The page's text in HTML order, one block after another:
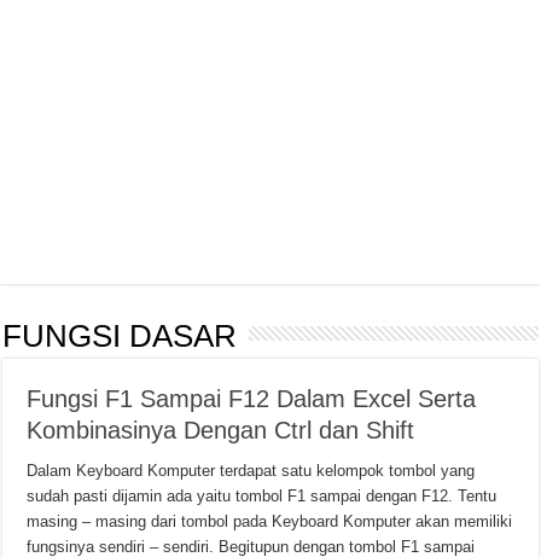
FUNGSI DASAR
Fungsi F1 Sampai F12 Dalam Excel Serta
Kombinasinya Dengan Ctrl dan Shift
Dalam Keyboard Komputer terdapat satu kelompok tombol yang
sudah pasti dijamin ada yaitu tombol F1 sampai dengan F12. Tentu
masing – masing dari tombol pada Keyboard Komputer akan memiliki
fungsinya sendiri – sendiri. Begitupun dengan tombol F1 sampai